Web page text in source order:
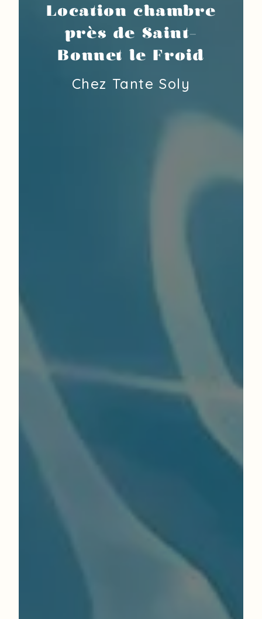
Location chambre
près de Saint-
Bonnet le Froid
Chez Tante Soly